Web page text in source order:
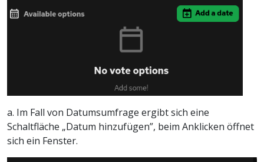
a. Im Fall von Datumsumfrage ergibt sich eine
Schaltfläche „Datum hinzufügen”, beim Anklicken öffnet
sich ein Fenster.